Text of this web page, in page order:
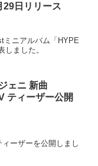
日リリース
ミニアルバム「HYPE
ました。
ェニ 新曲
ティーザー公開
ーザーを公開しまし